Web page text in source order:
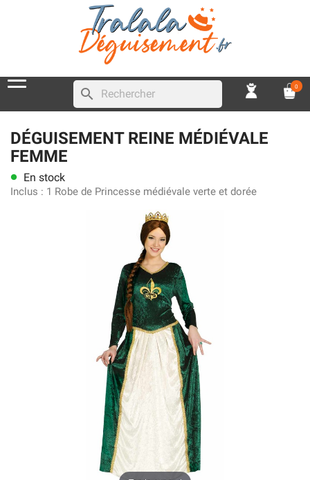
search 0
DÉGUISEMENT REINE MÉDIÉVALE
FEMME
lens En stock
Inclus : 1 Robe de Princesse médiévale verte et dorée